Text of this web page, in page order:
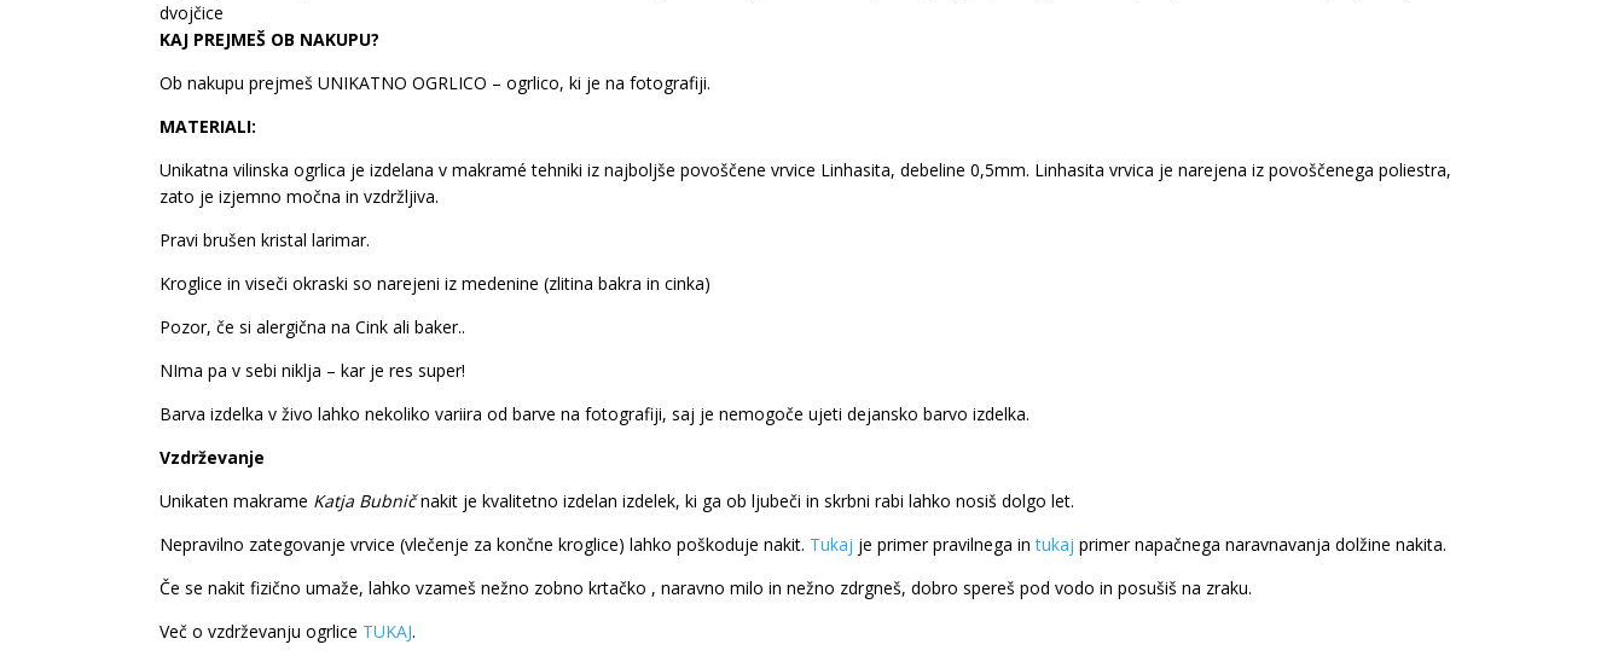
dvojčice
KAJ PREJMEŠ OB NAKUPU?
Ob nakupu prejmeš UNIKATNO OGRLICO – ogrlico, ki je na fotografiji.
MATERIALI:
Unikatna vilinska ogrlica je izdelana v makramé tehniki iz najboljše povoščene vrvice Linhasita, debeline 0,5mm. Linhasita vrvica je narejena iz povoščenega poliestra,
zato je izjemno močna in vzdržljiva.
Pravi brušen kristal larimar.
Kroglice in viseči okraski so narejeni iz medenine (zlitina bakra in cinka)
Pozor, če si alergična na Cink ali baker..
NIma pa v sebi niklja – kar je res super!
Barva izdelka v živo lahko nekoliko variira od barve na fotografiji, saj je nemogoče ujeti dejansko barvo izdelka.
Vzdrževanje
Unikaten makrame Katja Bubničnakit je kvalitetno izdelan izdelek, ki ga ob ljubeči in skrbni rabi lahko nosiš dolgo let.
Nepravilno zategovanje vrvice (vlečenje za končne kroglice) lahko poškoduje nakit. Tukaj je primer pravilnega intukaj primer napačnega naravnavanja dolžine nakita.
Če se nakit fizično umaže, lahko vzameš nežno zobno krtačko , naravno milo in nežno zdrgneš, dobro spereš pod vodo in posušiš na zraku.
Več o vzdrževanju ogrlice TUKAJ.